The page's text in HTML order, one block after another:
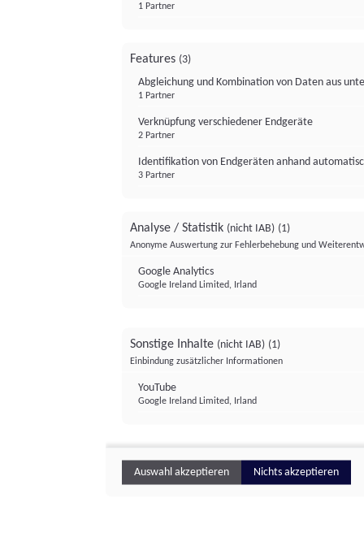
1 Partner
Features (3)
Abgleichung und Kombination von Daten aus
1 Partner
Verknüpfung verschiedener Endgeräte
2 Partner
Identifikation von Endgeräten anhand
3 Partner
Analyse / Statistik (nicht IAB) (1)
Anonyme Auswertung zur Fehlerbehebung und
Google Analytics
Google Ireland Limited, Irland
Sonstige Inhalte (nicht IAB) (1)
Einbindung zusätzlicher Informationen
YouTube
Google Ireland Limited, Irland
Auswahl akzeptieren Nichts akzeptieren